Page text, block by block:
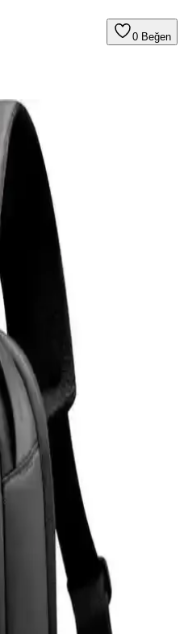
0 Beğen
X810 için Microsonic
Ürün Özellikleri ve
Galaxy Tab S9 Plus
dayanıklılık ve estetik sunar.
ve kullanımı rahat bir
Metal Mini Flash Bellek
mini bellek, yüksek hız ve
çözümüdür. Şık tasarımı ve
avantaj sağlar.
ve M3 13.6 İnç Koruma
modelleriyle uyumlu 13.6 inç
malzemeleriyle cihazınızı
artırır.
Temel Özellikler ve
temel bilgisayar ihtiyaçlarına
sorunlarıyla dikkat çeken bir
İncelemesi: Günlük
Model